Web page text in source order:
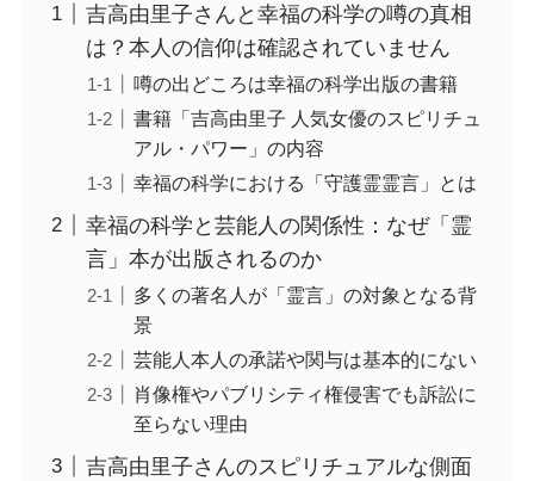
吉高由里子さんと幸福の科学の噂の真相
は？本人の信仰は確認されていません
噂の出どころは幸福の科学出版の書籍
書籍「吉高由里子 人気女優のスピリチュ
アル・パワー」の内容
幸福の科学における「守護霊霊言」とは
幸福の科学と芸能人の関係性：なぜ「霊
言」本が出版されるのか
多くの著名人が「霊言」の対象となる背
景
芸能人本人の承諾や関与は基本的にない
肖像権やパブリシティ権侵害でも訴訟に
至らない理由
吉高由里子さんのスピリチュアルな側面